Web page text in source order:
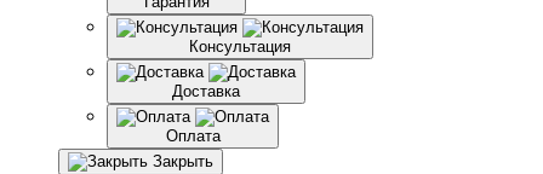
Консультация
Доставка
Оплата
Закрыть